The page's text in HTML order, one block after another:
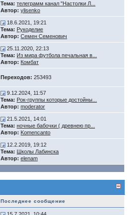
Тема: телеграмм канал "Настолки Л...
Автор: ylisenko
18.6.2021, 19:21
Тема: Рукоделие
Автор: Семен Семенович
25.11.2020, 22:13
Тема: Из мира футбола печальная в...
Автор: Комбат
Переходов: 253493
9.12.2024, 11:57
Тема: Рок-группы которые достойны...
Автор: moderator
21.5.2021, 14:01
Тема: ночные бабочки ( древнею пр...
Автор: Komencanto
12.2.2019, 19:12
Тема: Школы Лабинска
Автор: elenam
Последнее сообщение